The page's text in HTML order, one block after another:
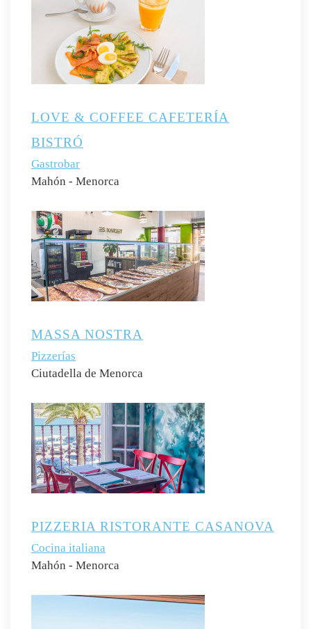
LOVE & COFFEE CAFETERÍA
BISTRÓ
Gastrobar
Mahón - Menorca
MASSA NOSTRA
Pizzerías
Ciutadella de Menorca
PIZZERIA RISTORANTE CASANOVA
Cocina italiana
Mahón - Menorca